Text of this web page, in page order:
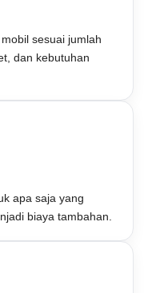
sesuai jumlah
dan kebutuhan
apa saja yang
biaya tambahan.